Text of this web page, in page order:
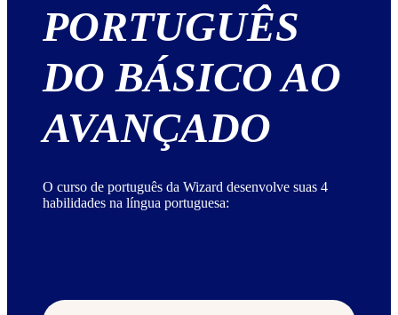
PORTUGUÊS
DO BÁSICO AO
AVANÇADO
O curso de português da Wizard desenvolve suas 4
habilidades na língua portuguesa: